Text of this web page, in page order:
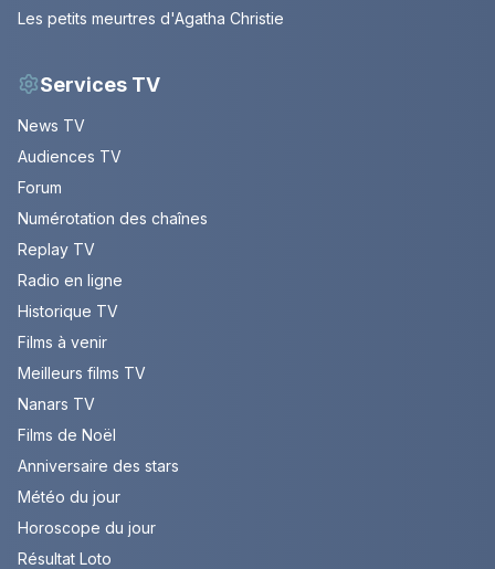
Les petits meurtres d'Agatha Christie
Services TV
News TV
Audiences TV
Forum
Numérotation des chaînes
Replay TV
Radio en ligne
Historique TV
Films à venir
Meilleurs films TV
Nanars TV
Films de Noël
Anniversaire des stars
Météo du jour
Horoscope du jour
Résultat Loto